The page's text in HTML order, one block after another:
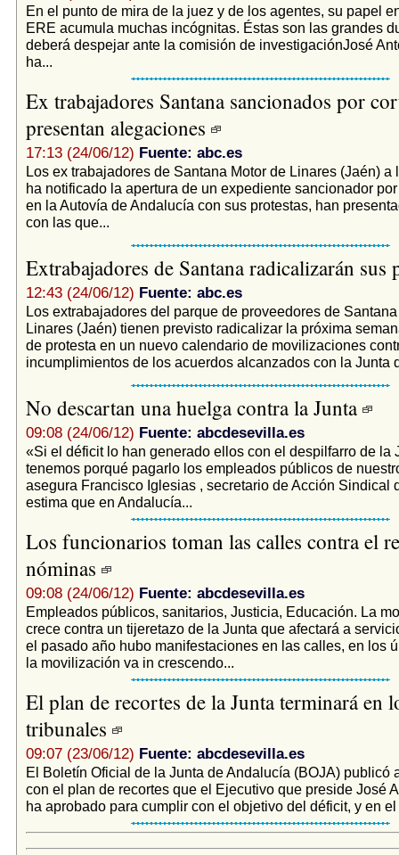
En el punto de mira de la juez y de los agentes, su papel
ERE acumula muchas incógnitas. Éstas son las grandes
deberá despejar ante la comisión de investigaciónJosé
ha...
Ex trabajadores Santana sancionados por
presentan alegaciones
17:13 (24/06/12) Fuente: abc.es
Los ex trabajadores de Santana Motor de Linares (Jaén) a
ha notificado la apertura de un expediente sancionador
en la Autovía de Andalucía con sus protestas, han
con las que...
Extrabajadores de Santana radicalizarán sus
12:43 (24/06/12) Fuente: abc.es
Los extrabajadores del parque de proveedores de
Linares (Jaén) tienen previsto radicalizar la próxima
de protesta en un nuevo calendario de movilizaciones
incumplimientos de los acuerdos alcanzados con la Junta
No descartan una huelga contra la Junta
09:08 (24/06/12) Fuente: abcdesevilla.es
«Si el déficit lo han generado ellos con el despilfarro de la
tenemos porqué pagarlo los empleados públicos de
asegura Francisco Iglesias , secretario de Acción Sindical
estima que en Andalucía...
Los funcionarios toman las calles contra el
nóminas
09:08 (24/06/12) Fuente: abcdesevilla.es
Empleados públicos, sanitarios, Justicia, Educación. La
crece contra un tijeretazo de la Junta que afectará a
el pasado año hubo manifestaciones en las calles, en los
la movilización va in crescendo...
El plan de recortes de la Junta terminará en
tribunales
09:07 (23/06/12) Fuente: abcdesevilla.es
El Boletín Oficial de la Junta de Andalucía (BOJA) publicó
con el plan de recortes que el Ejecutivo que preside José
ha aprobado para cumplir con el objetivo del déficit, y en el